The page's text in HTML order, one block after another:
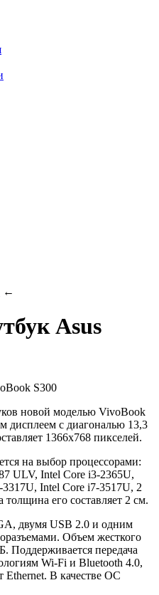
←
Asus
новой моделью VivoBook
дисплеем с диагональю 13,3
1366х768 пикселей.
на выбор процессорами:
ULV, Intel Core i3-2365U,
Intel Core i7-3517U, 2
его составляет 2 см.
двумя USB 2.0 и одним
Объем жесткого
Поддерживается передача
Wi-Fi и Bluetooth 4.0,
Ethernet. В качестве ОС